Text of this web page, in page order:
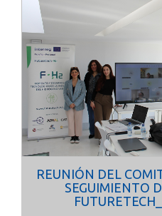
REUNIÓN DEL
SEGUIMIENTO